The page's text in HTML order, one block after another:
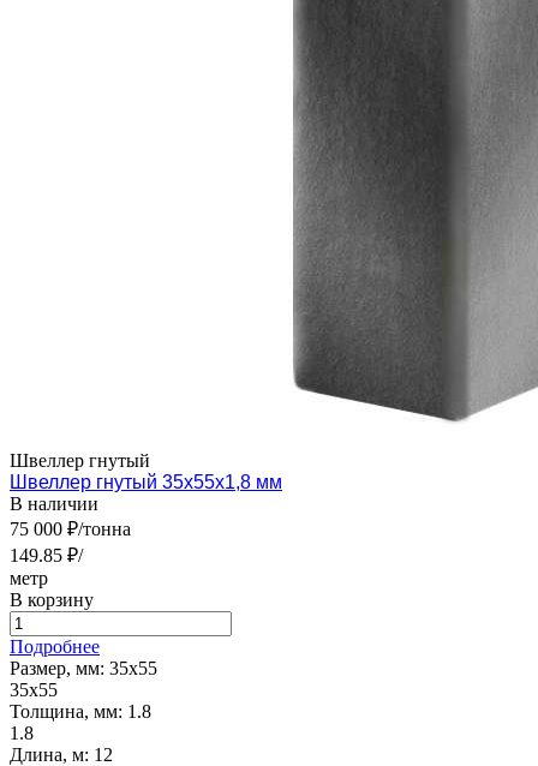
Швеллер гнутый
Швеллер гнутый 35х55х1,8 мм
В наличии
75 000 ₽/тонна
149.85 ₽/
метр
В корзину
Подробнее
Размер, мм: 35х55
35х55
Толщина, мм: 1.8
1.8
Длина, м: 12